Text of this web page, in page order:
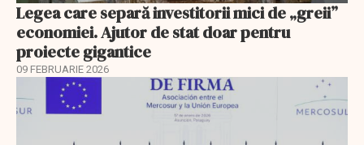
Legea care separă investitorii mici de „greii”
economiei. Ajutor de stat doar pentru
proiecte gigantice
09 FEBRUARIE 2026